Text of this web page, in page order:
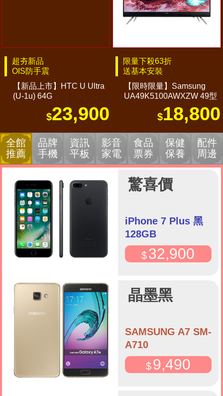
超夯新品
OIS防手震
【新品上市】HTC U Ultra
(U-1u) 64G
23,900
限量下殺63折
送基本安裝
【限時限量】Samsung
UA49K5100AWXZW 49型
18,800
全館
推薦
品牌
手機
資訊
平板
影音
家電
食品
票券
保健
保養
配件
周邊
驚喜價
iPhone 7 Plus 黑
128GB
32,900
晶墨黑
SAMSUNG A7 SM-
A710
9,490